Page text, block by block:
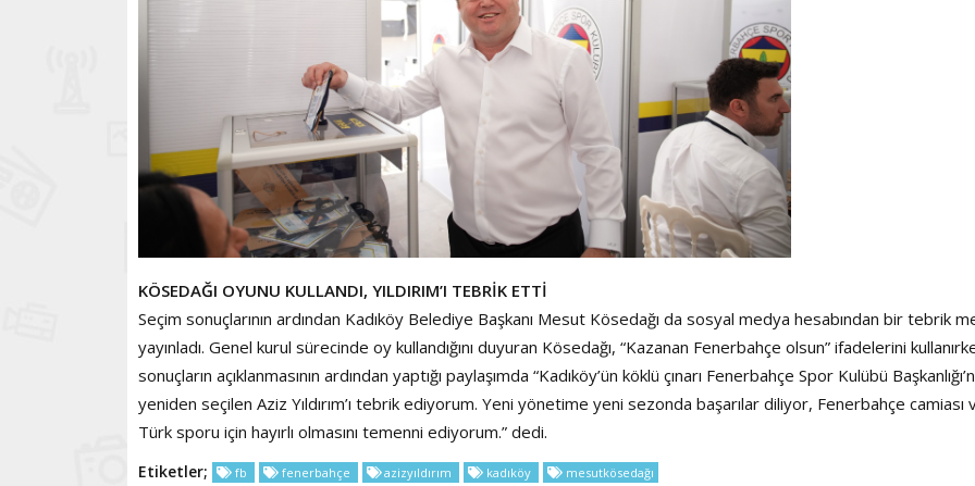
KÖSEDAĞI OYUNU KULLANDI, YILDIRIM’I TEBRİK ETTİ
Seçim sonuçlarının ardından Kadıköy Belediye Başkanı Mesut Kösedağı da sosyal medya hesabından bir tebrik
yayınladı. Genel kurul sürecinde oy kullandığını duyuran Kösedağı, “Kazanan Fenerbahçe olsun” ifadelerini
sonuçların açıklanmasının ardından yaptığı paylaşımda “Kadıköy’ün köklü çınarı Fenerbahçe Spor Kulübü
yeniden seçilen Aziz Yıldırım’ı tebrik ediyorum. Yeni yönetime yeni sezonda başarılar diliyor, Fenerbahçe camiası
Türk sporu için hayırlı olmasını temenni ediyorum.” dedi.
Etiketler; fb fenerbahçe azizyıldırım kadıköy mesutkösedağı